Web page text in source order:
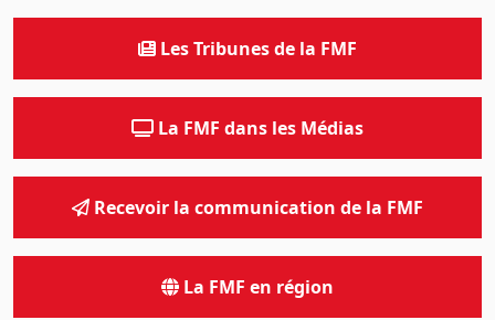
Les Tribunes de la FMF
La FMF dans les Médias
Recevoir la communication de la FMF
La FMF en région